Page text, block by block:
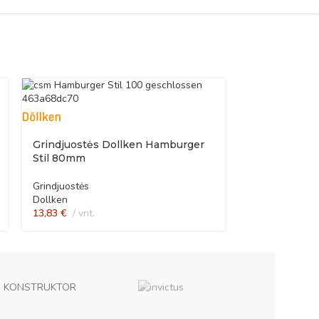
Grindjuostės Dollken Hamburger
Stil 80mm
Grindjuostės
Dollken
13,83 € vnt.
KONSTRUKTOR